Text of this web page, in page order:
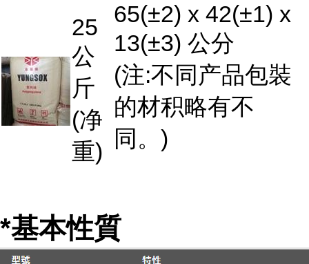
25
公
斤
(净
重)
65(±2) x 42(±1) x
13(±3) 公分
(注:不同产品包裝
的材积略有不
同。)
*基本性質